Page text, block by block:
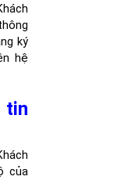
ký
hệ
tin
của